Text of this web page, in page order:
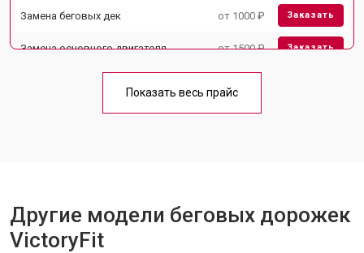
Замена беговых дек от 1000 ₽ Заказать
Замена основного двигателя от 1500 ₽ Заказать
Замена платы управления от 800 ₽
Показать весь прайс
Другие модели беговых дорожек
VictoryFit